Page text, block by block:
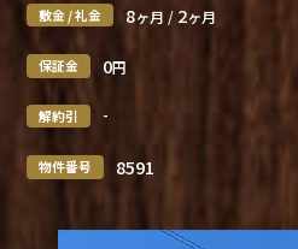
敷金 / 礼金 8ヶ月 / 2ヶ月
保証金 0円
解約引 -
物件番号 8591